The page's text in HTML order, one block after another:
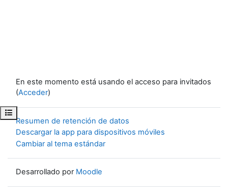
Abrir índice del curso
En este momento está usando el acceso para invitados
(Acceder)
Resumen de retención de datos
Descargar la app para dispositivos móviles
Cambiar al tema estándar
Desarrollado por Moodle